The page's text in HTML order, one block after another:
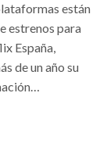
están
estrenos para
España,
de un año su